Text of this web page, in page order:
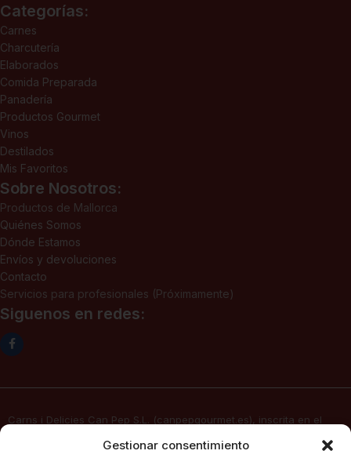
Gestionar consentimiento
Categorías:
Carnes
Charcutería
Elaborados
Comida Preparada
Panadería
Productos Gourmet
Vinos
Destilados
Mis Favoritos
Sobre Nosotros:
Productos de Mallorca
Quiénes Somos
Dónde Estamos
Envíos y devoluciones
Contacto
Servicios para profesionales (Próximamente)
Siguenos en redes:
Carns i Delicies Can Pep S.L. (canpepgourmet.es), inscrita en el
1ª, fecha 02/06/2025, con domicilio social en c/ Major Nº 115,